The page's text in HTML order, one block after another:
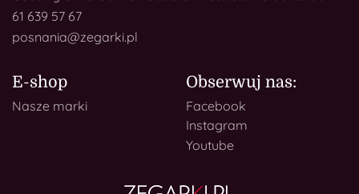
61 639 57 67
posnania@zegarki.pl
E-shop
Nasze marki
Obserwuj nas:
Facebook
Instagram
Youtube